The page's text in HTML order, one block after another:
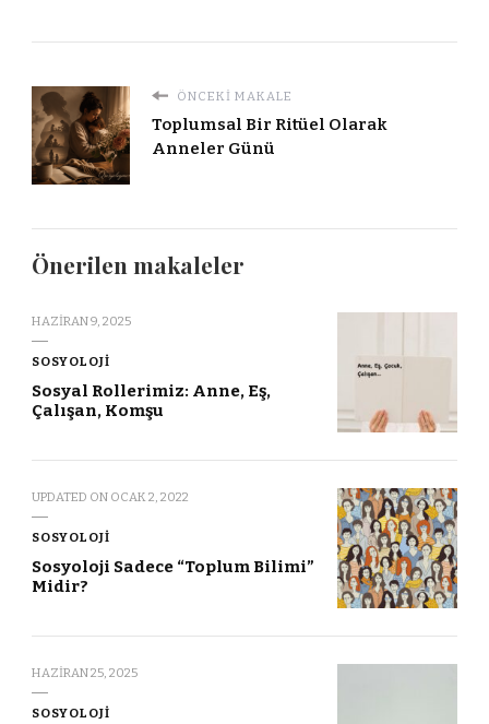
ÖNCEKI MAKALE
Toplumsal Bir Ritüel Olarak
Anneler Günü
Önerilen makaleler
HAZIRAN 9, 2025
SOSYOLOJI
Sosyal Rollerimiz: Anne, Eş,
Çalışan, Komşu
UPDATED ON OCAK 2, 2022
SOSYOLOJI
Sosyoloji Sadece “Toplum Bilimi”
Midir?
HAZIRAN 25, 2025
SOSYOLOJI